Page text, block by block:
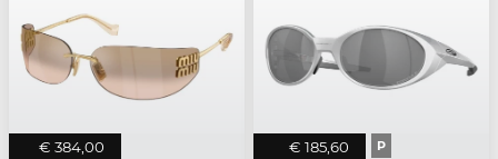
€ 384,00 € 185,60 P